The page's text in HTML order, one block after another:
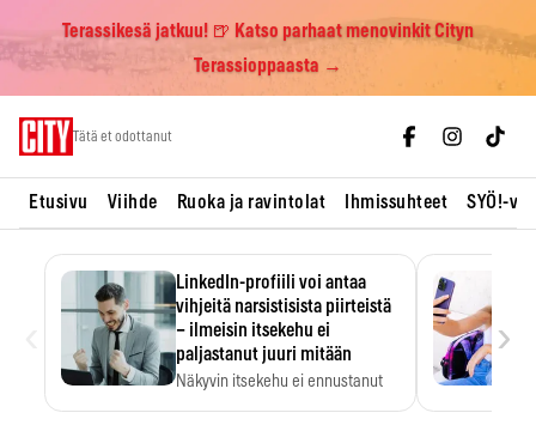
Terassikesä jatkuu! 🍺 Katso parhaat menovinkit Cityn
Terassioppaasta →
Tätä et odottanut
Etusivu Viihde Ruoka ja ravintolat Ihmissuhteet SYÖ!-
LinkedIn-profiili voi antaa
vihjeitä narsistisista piirteistä
– ilmeisin itsekehu ei
paljastanut juuri mitään
Näkyvin itsekehu ei ennustanut
›